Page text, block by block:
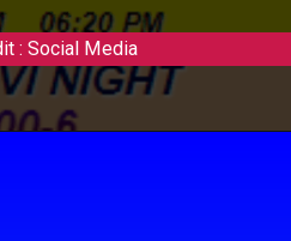
: Social Media